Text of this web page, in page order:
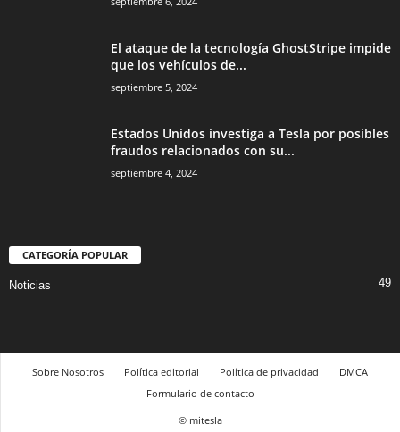
El ataque de la tecnología GhostStripe impide
que los vehículos de...
septiembre 5, 2024
Estados Unidos investiga a Tesla por posibles
fraudos relacionados con su...
septiembre 4, 2024
CATEGORÍA POPULAR
Noticias 49
Sobre Nosotros Política editorial Política de privacidad
DMCA
Formulario de contacto
© mitesla